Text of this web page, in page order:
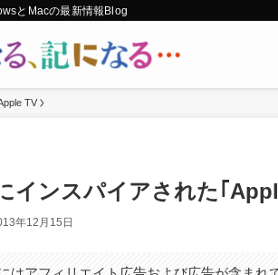
とMacの最新情報Blog
TV
インスパイアされた｢
年12月15日